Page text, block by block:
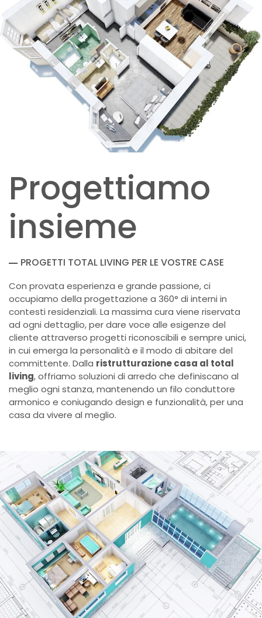
Progettiamo
insieme
PROGETTI TOTAL LIVING PER LE VOSTRE CASE
Con provata esperienza e grande passione, ci
occupiamo della progettazione a 360° di interni in
contesti residenziali. La massima cura viene riservata
ad ogni dettaglio, per dare voce alle esigenze del
cliente attraverso progetti riconoscibili e sempre unici,
in cui emerga la personalità e il modo di abitare del
committente. Dalla ristrutturazione casa al total
living, offriamo soluzioni di arredo che definiscano al
meglio ogni stanza, mantenendo un filo conduttore
armonico e coniugando design e funzionalità, per una
casa da vivere al meglio.